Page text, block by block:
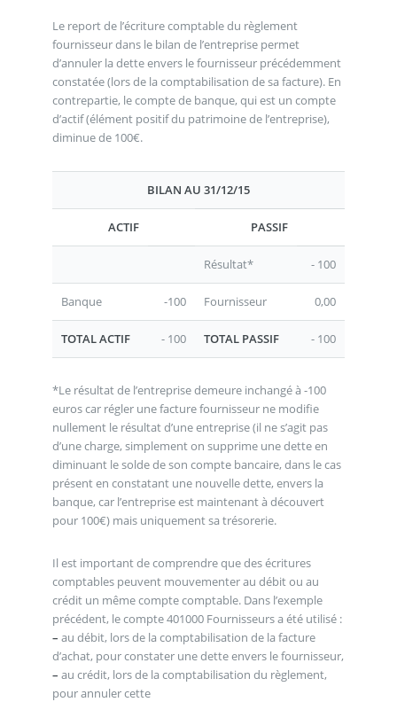
Le report de l’écriture comptable du règlement
fournisseur dans le bilan de l’entreprise permet
d’annuler la dette envers le fournisseur précédemment
constatée (lors de la comptabilisation de sa facture). En
contrepartie, le compte de banque, qui est un compte
d’actif (élément positif du patrimoine de l’entreprise),
diminue de 100€.
BILAN AU 31/12/15
ACTIF PASSIF
Résultat* - 100
Banque -100 Fournisseur 0,00
TOTAL ACTIF - 100 TOTAL PASSIF - 100
*Le résultat de l’entreprise demeure inchangé à -100
euros car régler une facture fournisseur ne modifie
nullement le résultat d’une entreprise (il ne s’agit pas
d’une charge, simplement on supprime une dette en
diminuant le solde de son compte bancaire, dans le cas
présent en constatant une nouvelle dette, envers la
banque, car l’entreprise est maintenant à découvert
pour 100€) mais uniquement sa trésorerie.
Il est important de comprendre que des écritures
comptables peuvent mouvementer au débit ou au
crédit un même compte comptable. Dans l’exemple
précédent, le compte 401000 Fournisseurs a été utilisé :
– au débit, lors de la comptabilisation de la facture
d’achat, pour constater une dette envers le fournisseur,
– au crédit, lors de la comptabilisation du règlement,
pour annuler cette